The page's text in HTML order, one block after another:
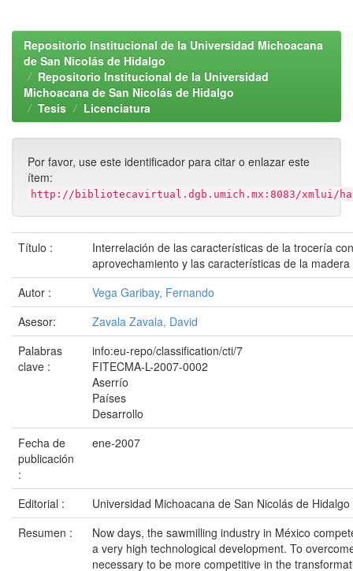
Repositorio Institucional de la Universidad Michoacana
de San Nicolás de Hidalgo
Repositorio Institucional de la Universidad
Michoacana de San Nicolás de Hidalgo
Tesis
Licenciatura
Por favor, use este identificador para citar o enlazar este
ítem:
http://bibliotecavirtual.dgb.umich.mx:8083/xmlui/
Título :
Interrelación de las características de la trocería
aprovechamiento y las características de la
Autor :
Vega Garibay, Fernando
Asesor:
Zavala Zavala, David
Palabras
clave :
info:eu-repo/classification/cti/7
FITECMA-L-2007-0002
Aserrío
Países
Desarrollo
Fecha de
publicación
:
ene-2007
Editorial :
Universidad Michoacana de San Nicolás de Hidalgo
Resumen :
Now days, the sawmilling industry in México
a very high technological development. To
necessary to be more competitive in the